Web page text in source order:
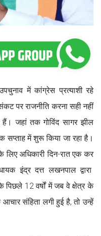
में कांग्रेस प्रत्याशी रहे
पर राजनीति करना सही नहीं
जहां तक गोविंद सागर झील
में शुरू किया जा रहा है।
अधिकारी दिन-रात एक कर
इंद्र दत्त लखनपाल द्वारा
पिछले 12 वर्षों में जब वे क्षेत्र के
संहिता लगी हुई है, तो उन्हें